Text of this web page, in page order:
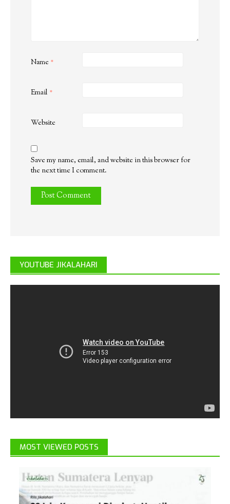
Name *
Email *
Website
Save my name, email, and website in this browser for
the next time I comment.
YOUTUBE JIKALAHARI
MOST VIEWED POSTS